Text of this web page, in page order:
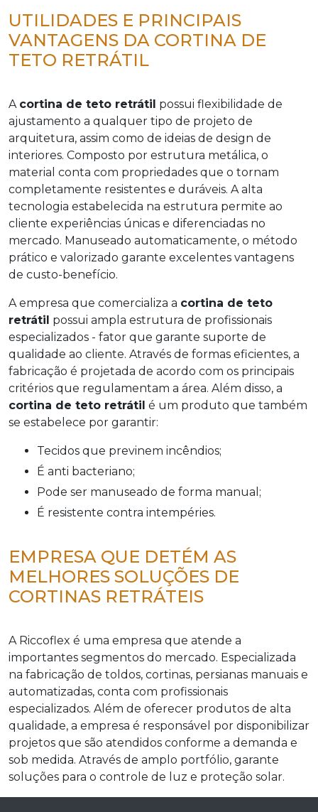
UTILIDADES E PRINCIPAIS
VANTAGENS DA CORTINA DE
TETO RETRÁTIL
A cortina de teto retrátil possui flexibilidade de
ajustamento a qualquer tipo de projeto de
arquitetura, assim como de ideias de design de
interiores. Composto por estrutura metálica, o
material conta com propriedades que o tornam
completamente resistentes e duráveis. A alta
tecnologia estabelecida na estrutura permite ao
cliente experiências únicas e diferenciadas no
mercado. Manuseado automaticamente, o método
prático e valorizado garante excelentes vantagens
de custo-benefício.
A empresa que comercializa a cortina de teto
retrátil possui ampla estrutura de profissionais
especializados - fator que garante suporte de
qualidade ao cliente. Através de formas eficientes, a
fabricação é projetada de acordo com os principais
critérios que regulamentam a área. Além disso, a
cortina de teto retrátil é um produto que também
se estabelece por garantir:
Tecidos que previnem incêndios;
É anti bacteriano;
Pode ser manuseado de forma manual;
É resistente contra intempéries.
EMPRESA QUE DETÉM AS
MELHORES SOLUÇÕES DE
CORTINAS RETRÁTEIS
A Riccoflex é uma empresa que atende a
importantes segmentos do mercado. Especializada
na fabricação de toldos, cortinas, persianas manuais e
automatizadas, conta com profissionais
especializados. Além de oferecer produtos de alta
qualidade, a empresa é responsável por disponibilizar
projetos que são atendidos conforme a demanda e
sob medida. Através de amplo portfólio, garante
soluções para o controle de luz e proteção solar.